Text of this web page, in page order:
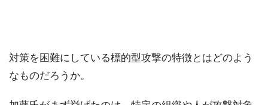
対策を困難にしている標的型攻撃の特徴とはどのよう
なものだろうか。